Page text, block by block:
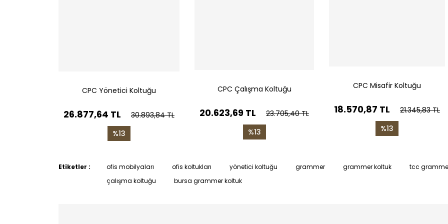
CPC Yönetici Koltuğu
26.877,64 TL
30.893,84 TL
%13
CPC Çalışma Koltuğu
20.623,69 TL
23.705,40 TL
%13
CPC Misafir Koltuğu
18.570,87 TL
21.345,83 TL
%13
Etiketler : ofis mobilyaları ofis koltukları yönetici koltuğu grammer grammer koltuk tcc
çalışma koltuğu
bursa grammer koltuk